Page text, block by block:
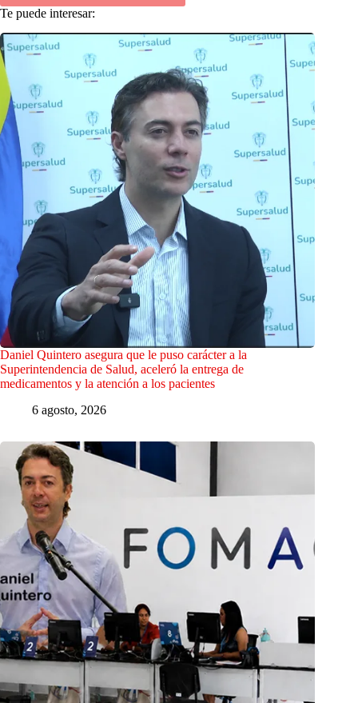
Te puede interesar:
Daniel Quintero asegura que le puso carácter a la
Superintendencia de Salud, aceleró la entrega de
medicamentos y la atención a los pacientes
6 agosto, 2026